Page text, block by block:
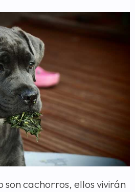
son cachorros, ellos vivirán